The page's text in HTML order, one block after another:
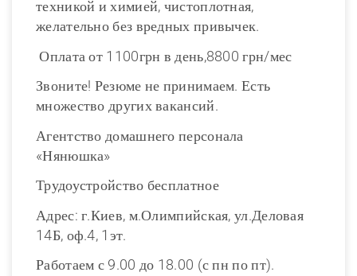
техникой и химией, чистоплотная,
желательно без вредных привычек.
Оплата от 1100грн в день,8800 грн/мес
Звоните! Резюме не принимаем. Есть
множество других вакансий.
Агентство домашнего персонала
«Нянюшка»
Трудоустройство бесплатное
Адрес: г.Киев, м.Олимпийская, ул.Деловая
14Б, оф.4, 1эт.
Работаем с 9.00 до 18.00 (с пн по пт).